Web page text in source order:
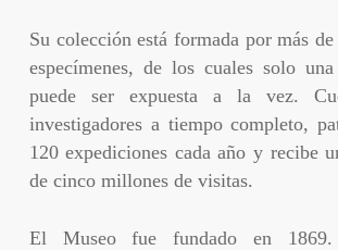
Su colección está formada por más
especímenes, de los cuales solo
puede ser expuesta a la vez.
investigadores a tiempo completo,
120 expediciones cada año y recibe
de cinco millones de visitas.
El Museo fue fundado en